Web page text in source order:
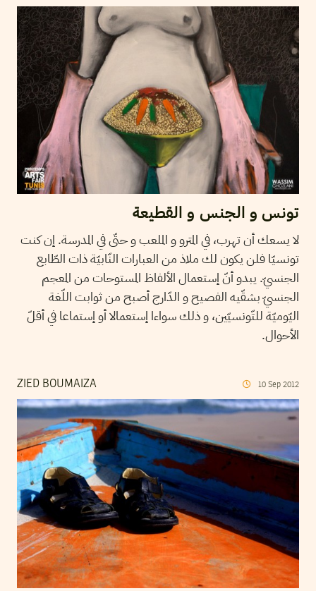
تونس و الجنس و القطيعة
لا يسعك أن تهرب، في المترو و الملعب و حتّى في المدرسة. إن كنت
تونسيّا فلن يكون لك ملاذ من العبارات النّابيّة ذات الطّابع
الجنسيّ. يبدو أنّ إستعمال الألفاظ المستوحات من المعجم
الجنسيّ بشقّيه الفصيح و الدّارج أصبح من ثوابت اللّغة
اليّوميّة للتّونسيّين، و ذلك سواءا إستعمالا أو إستماعا في أقلّ
الأحوال.
ZIED BOUMAIZA 10 Sep 2012